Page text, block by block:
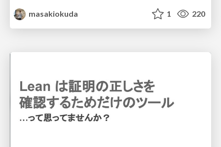
masakiokuda
1 220